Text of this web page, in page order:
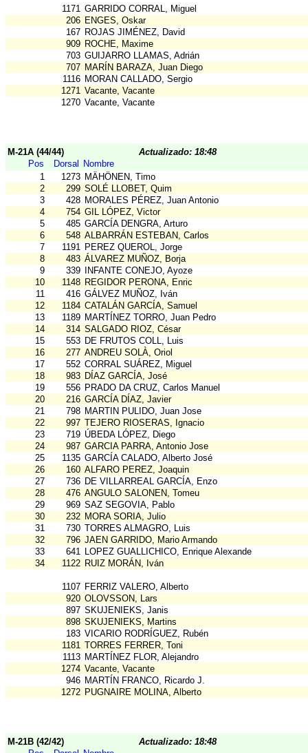
1171 GARRIDO CORRAL, Miguel
206 ENGES, Oskar
167 ROJAS JIMÉNEZ, David
909 ROCHE, Maxime
703 GUIJARRO LLAMAS, Adrián
707 MARÍN BARAZA, Juan Diego
1116 MORAN CALLADO, Sergio
1271 Vacante, Vacante
1270 Vacante, Vacante
M-21A (44/44)
Actualizado: 18:48
Pos
Dorsal
Nombre
1
1273 MÄHÖNEN, Timo
2
299 SOLÉ LLOBET, Quim
3
428 MORALES PÉREZ, Juan Antonio
4
754 GIL LÓPEZ, Victor
5
485 GARCÍA DENGRA, Arturo
6
548 ALBARRÁN ESTEBAN, Carlos
7
1191 PEREZ QUEROL, Jorge
8
483 ÁLVAREZ MUÑOZ, Borja
9
339
INFANTE CONEJO, Ayoze
10
1148 REGIDOR PERONA, Enric
11
416 GÁLVEZ MUÑOZ, Iván
12
1184 CATALÁN GARCÍA, Samuel
13
1189 MARTÍNEZ TORRO, Juan Pedro
14
314 SALGADO RIOZ, César
15
553 DE FRUTOS COLL, Luis
16
277 ANDREU SOLÀ, Oriol
17
552 CORRAL SUÁREZ, Miguel
18
983 DÍAZ GARCÍA, José
19
556 PRADO DA CRUZ, Carlos Manuel
20
216 GARCÍA DÍAZ, Javier
21
798 MARTIN PULIDO, Juan Jose
22
997 TEJERO RIOSERAS, Ignacio
23
719 ÚBEDA LÓPEZ, Diego
24
987 GARCIA PARRA, Antonio Jose
25
1135 GARCÍA CALADO, Alberto José
26
160 ALFARO PEREZ, Joaquin
27
736 DE VILLARREAL GARCÍA, Enzo
28
476 ANGULO SALONEN, Tomeu
29
969 SAZ SEGOVIA, Pablo
30
232 MORA SORIA, Julio
31
730 TORRES ALMAGRO, Luis
32
796 JAEN GARRIDO, Mario Armando
33
641 LOPEZ GUALLICHICO, Enrique Alexande
34
1122 RUIZ MORÁN, Iván
1107 FERRIZ VALERO, Alberto
920 OLOVSSON, Lars
897 SKUJENIEKS, Janis
898 SKUJENIEKS, Martins
183 VICARIO RODRÍGUEZ, Rubén
1181 TORRES FERRER, Toni
1113 MARTÍNEZ FLOR, Alejandro
1274 Vacante, Vacante
946 MARTÍN FRANCO, Ricardo J.
1272 PUGNAIRE MOLINA, Alberto
M-21B (42/42)
Actualizado: 18:48